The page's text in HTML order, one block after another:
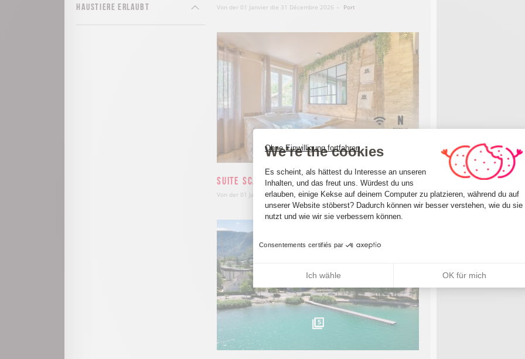
Haustiere erlaubt Von der 01 Janvier die 31 Décembre 2026 Port
Suite Scandinave
Von der 01 Janvier die 31 Décembre 2026 Nantua
4
5
Ohne Einwilligung fortfahren
We're the cookies
Einwilligungsmanagementplattform:
Es scheint, als hättest du Interesse an unseren
Inhalten, und das freut uns. Würdest du uns
erlauben, einige Kekse auf deinem Computer zu platzieren, während du auf
unserer Website stöberst? Dadurch können wir besser verstehen, wie du sie
nutzt und wie wir sie verbessern können.
Consentements certifiés par
Ich wähle OK für mich
Axeptio consent